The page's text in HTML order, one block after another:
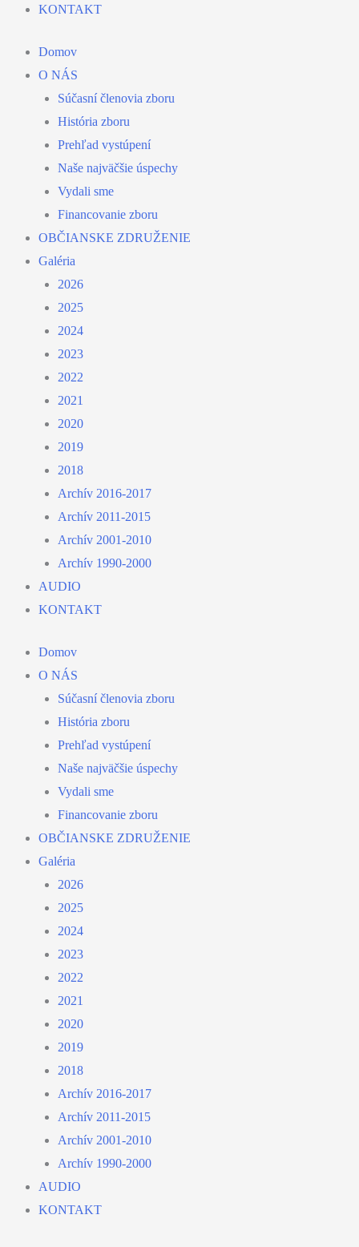
KONTAKT
Domov
O NÁS
Súčasní členovia zboru
História zboru
Prehľad vystúpení
Naše najväčšie úspechy
Vydali sme
Financovanie zboru
OBČIANSKE ZDRUŽENIE
Galéria
2026
2025
2024
2023
2022
2021
2020
2019
2018
Archív 2016-2017
Archív 2011-2015
Archív 2001-2010
Archív 1990-2000
AUDIO
KONTAKT
Domov
O NÁS
Súčasní členovia zboru
História zboru
Prehľad vystúpení
Naše najväčšie úspechy
Vydali sme
Financovanie zboru
OBČIANSKE ZDRUŽENIE
Galéria
2026
2025
2024
2023
2022
2021
2020
2019
2018
Archív 2016-2017
Archív 2011-2015
Archív 2001-2010
Archív 1990-2000
AUDIO
KONTAKT